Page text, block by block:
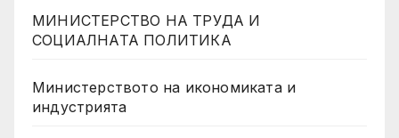
МИНИСТЕРСТВО НА ТРУДА И
СОЦИАЛНАТА ПОЛИТИКА
Министерството на икономиката и
индустрията